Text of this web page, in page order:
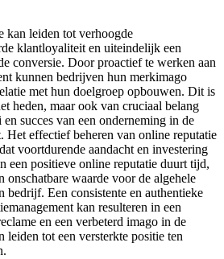
kan leiden tot verhoogde
klantloyaliteit en uiteindelijk een
conversie. Door proactief te werken aan
kunnen bedrijven hun merkimago
met hun doelgroep opbouwen. Dit is
heden, maar ook van cruciaal belang
succes van een onderneming in de
Het effectief beheren van online reputatie
voortdurende aandacht en investering
een positieve online reputatie duurt tijd,
onschatbare waarde voor de algehele
bedrijf. Een consistente en authentieke
kan resulteren in een
en een verbeterd imago in de
tot een versterkte positie ten